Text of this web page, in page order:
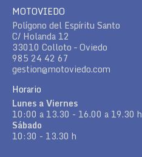
MOTOVIEDO
Polígono del Espíritu Santo
C/ Holanda 12
33010 Colloto – Oviedo
985 24 42 67
gestion@motoviedo.com
Horario
Lunes a Viernes
10:00 a 13.30 - 16.00 a 19.30 h
Sábado
10:30 - 13.30 h